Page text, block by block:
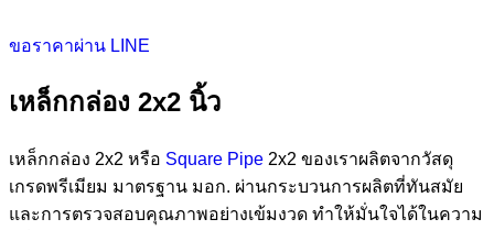
ขอราคาผ่าน LINE
เหล็กกล่อง 2x2 นิ้ว
เหล็กกล่อง 2x2 หรือ Square Pipe 2x2 ของเราผลิตจากวัสดุ
เกรดพรีเมียม มาตรฐาน มอก. ผ่านกระบวนการผลิตที่ทันสมัย
และการตรวจสอบคุณภาพอย่างเข้มงวด ทำให้มั่นใจได้ในความ